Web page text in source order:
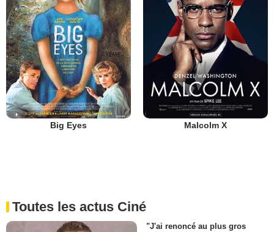
Big Eyes Malcolm X
Toutes les actus Ciné
"J'ai renoncé au plus gros